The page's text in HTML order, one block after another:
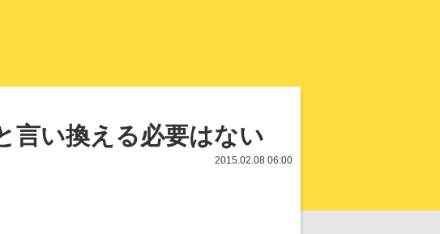
言い換える必要はない
2015.02.08 06:00